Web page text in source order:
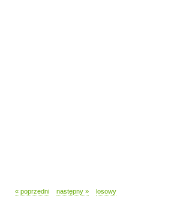
« poprzedni następny » losowy